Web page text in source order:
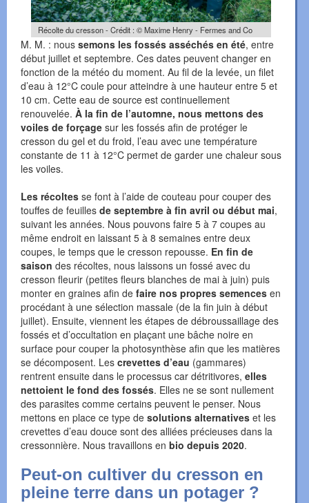
Récolte du cresson - Crédit : © Maxime Henry - Fermes and Co
M. M. : nous semons les fossés asséchés en été, entre
début juillet et septembre. Ces dates peuvent changer en
fonction de la météo du moment. Au fil de la levée, un filet
d’eau à 12°C coule pour atteindre à une hauteur entre 5 et
10 cm. Cette eau de source est continuellement
renouvelée. À la fin de l’automne, nous mettons des
voiles de forçage sur les fossés afin de protéger le
cresson du gel et du froid, l’eau avec une température
constante de 11 à 12°C permet de garder une chaleur sous
les voiles.
Les récoltes se font à l’aide de couteau pour couper des
touffes de feuilles de septembre à fin avril ou début mai,
suivant les années. Nous pouvons faire 5 à 7 coupes au
même endroit en laissant 5 à 8 semaines entre deux
coupes, le temps que le cresson repousse. En fin de
saison des récoltes, nous laissons un fossé avec du
cresson fleurir (petites fleurs blanches de mai à juin) puis
monter en graines afin de faire nos propres semences en
procédant à une sélection massale (de la fin juin à début
juillet). Ensuite, viennent les étapes de débroussaillage des
fossés et d’occultation en plaçant une bâche noire en
surface pour couper la photosynthèse afin que les matières
se décomposent. Les crevettes d’eau (gammares)
rentrent ensuite dans le processus car détritivores, elles
nettoient le fond des fossés. Elles ne se sont nullement
des parasites comme certains peuvent le penser. Nous
mettons en place ce type de solutions alternatives et les
crevettes d’eau douce sont des alliées précieuses dans la
cressonnière. Nous travaillons en bio depuis 2020.
Peut-on cultiver du cresson en
pleine terre dans un potager ?